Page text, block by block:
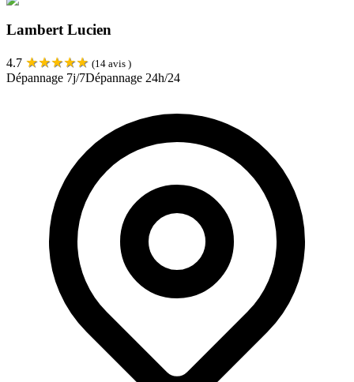
Lambert Lucien
4.7 ★★★★★ (14 avis )
Dépannage 7j/7Dépannage 24h/24